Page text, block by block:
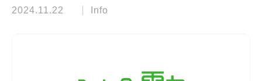
2024.11.22 Info